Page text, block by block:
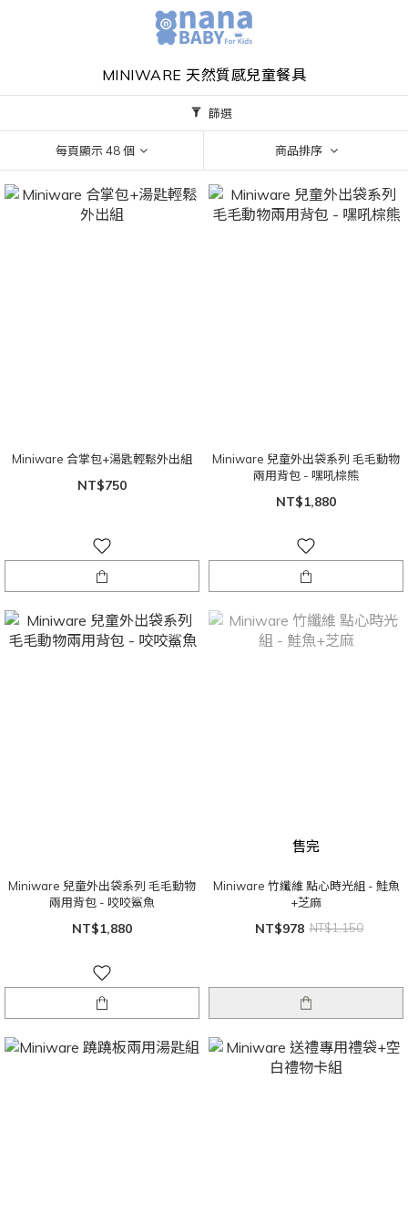
MINIWARE 天然質感兒童餐具
篩選
每頁顯示 48 個 商品排序
Miniware 合掌包+湯匙輕鬆外出組
NT$750
Miniware 兒童外出袋系列 毛毛動物
兩用背包 - 嘿吼棕熊
NT$1,880
Miniware 兒童外出袋系列 毛毛動物
兩用背包 - 咬咬鯊魚
NT$1,880
售完
Miniware 竹纖維 點心時光組 - 鮭魚
+芝麻
NT$978 NT$1,150